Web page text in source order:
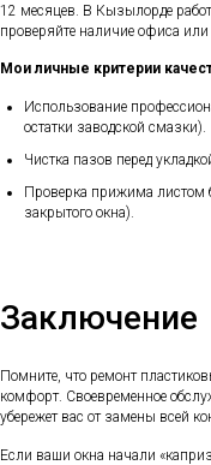
12 месяцев. В Кызылорде
проверяйте наличие офиса или
Мои личные критерии
Использование
остатки заводской смазки).
Чистка пазов перед
Проверка прижима листом
закрытого окна).
Заключение
Помните, что ремонт
комфорт. Своевременное
убережет вас от замены всей
Если ваши окна начали